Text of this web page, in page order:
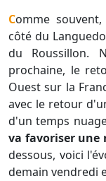
Comme souvent, cette baisse sera plus marquée du
côté du
du Roussillon.
prochaine, le
Ouest sur la
avec le retour
d'un temps
va favoriser une
dessous, voici
demain vendredi